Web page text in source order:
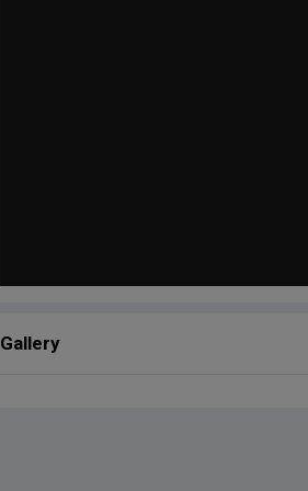
Gallery